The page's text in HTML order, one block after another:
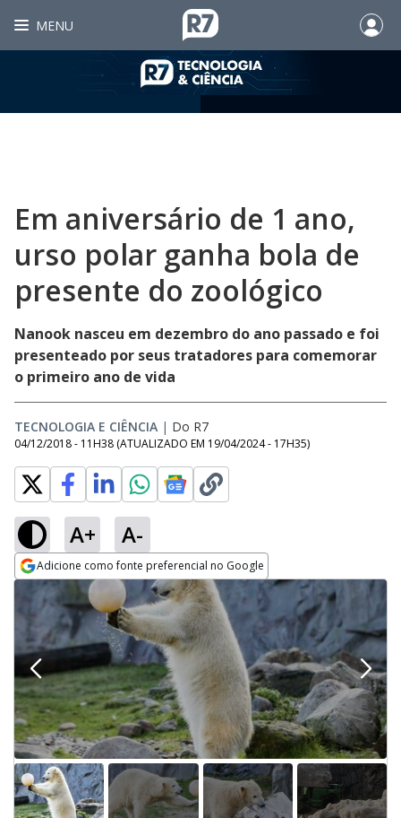
MENU
Em aniversário de 1 ano,
urso polar ganha bola de
presente do zoológico
Nanook nasceu em dezembro do ano passado e foi
presenteado por seus tratadores para comemorar
o primeiro ano de vida
TECNOLOGIA E CIÊNCIA | Do R7
04/12/2018 - 11H38 (ATUALIZADO EM 19/04/2024 - 17H35)
A+ A-
Adicione como fonte preferencial no Google
Opens in new window